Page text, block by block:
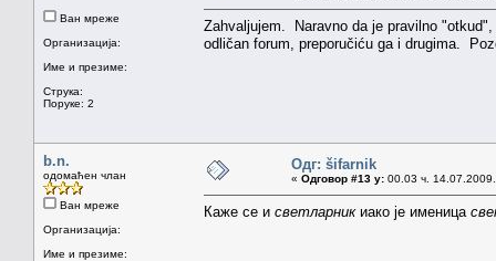
Ван мреже
Организација:
Име и презиме:
Струка:
Поруке: 2
Zahvaljujem. Naravno da je pravilno
odličan forum, preporučiću ga i drugima.
b.n.
одомаћен члан
Ван мреже
Организација:
Име и презиме:
Одг: šifarnik
« Одговор #13 у: 00.03 ч.
Каже се и светларник иако је именица